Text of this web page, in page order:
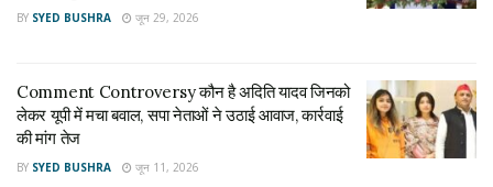
Samajwadi Party
UP Assembly Election 2022
BY SYED BUSHRA जून 29, 2026
Comment Controversy कौन है अदिति यादव जिनको
लेकर यूपी में मचा बवाल, सपा नेताओं ने उठाई आवाज, कार्रवाई
की मांग तेज
BY SYED BUSHRA जून 11, 2026